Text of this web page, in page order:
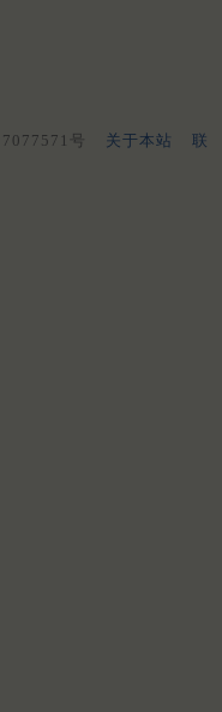
号 关于本站
联